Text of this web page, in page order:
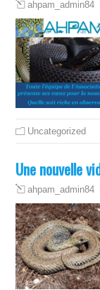
ahpam_admin84
Uncategorized
Une nouvelle
ahpam_admin84